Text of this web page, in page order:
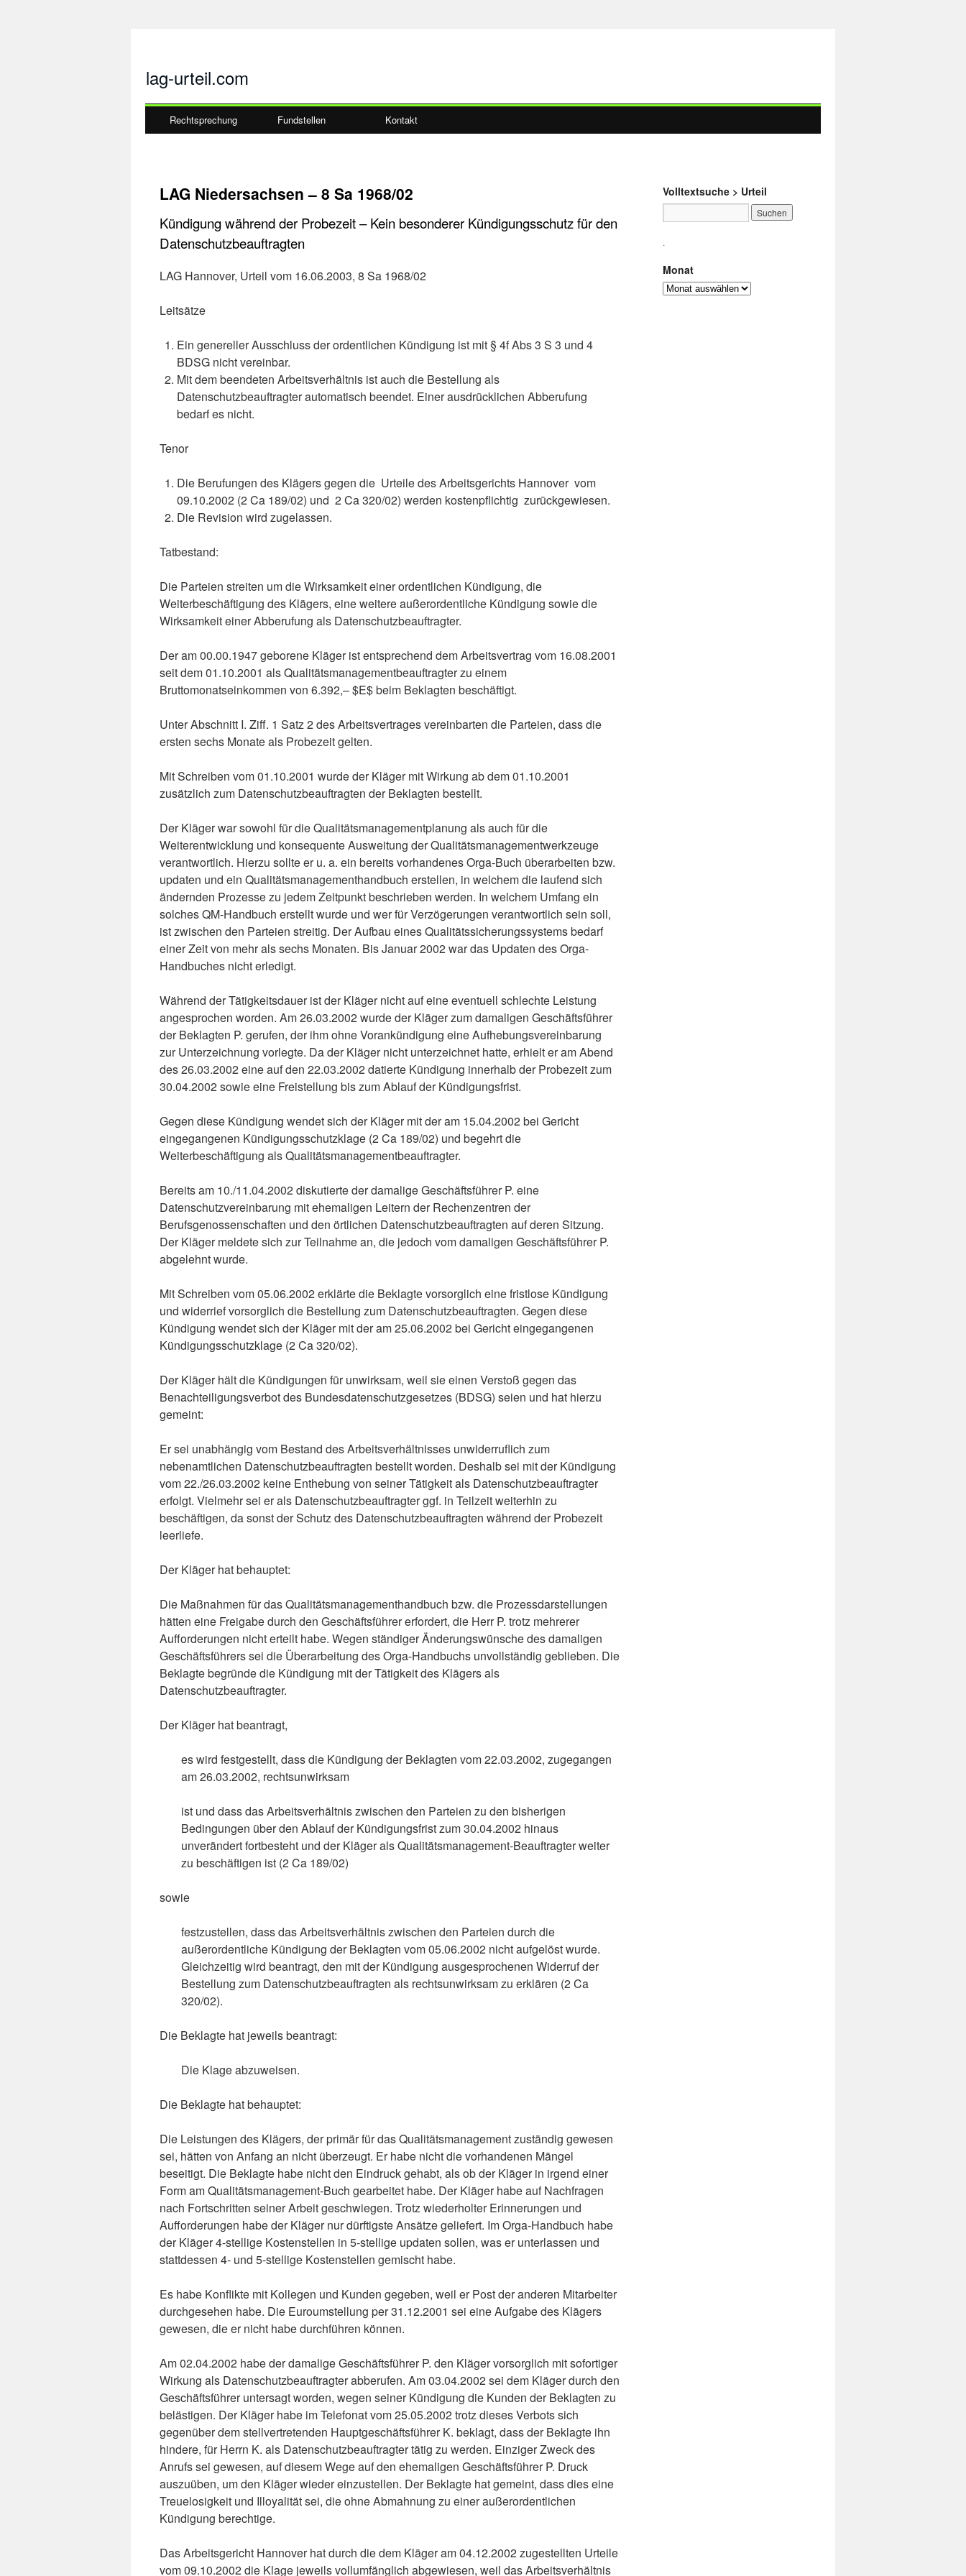
lag-urteil.com
Rechtsprechung Fundstellen Kontakt
LAG Niedersachsen – 8 Sa 1968/02
Kündigung während der Probezeit – Kein besonderer Kündigungsschutz für den
Datenschutzbeauftragten
LAG Hannover, Urteil vom 16.06.2003, 8 Sa 1968/02
Leitsätze
Ein genereller Ausschluss der ordentlichen Kündigung ist mit § 4f Abs 3 S 3 und 4
BDSG nicht vereinbar.
Mit dem beendeten Arbeitsverhältnis ist auch die Bestellung als
Datenschutzbeauftragter automatisch beendet. Einer ausdrücklichen Abberufung
bedarf es nicht.
Tenor
Die Berufungen des Klägers gegen die Urteile des Arbeitsgerichts Hannover vom
09.10.2002 (2 Ca 189/02) und 2 Ca 320/02) werden kostenpflichtig zurückgewiesen.
Die Revision wird zugelassen.
Tatbestand:
Die Parteien streiten um die Wirksamkeit einer ordentlichen Kündigung, die
Weiterbeschäftigung des Klägers, eine weitere außerordentliche Kündigung sowie die
Wirksamkeit einer Abberufung als Datenschutzbeauftragter.
Der am 00.00.1947 geborene Kläger ist entsprechend dem Arbeitsvertrag vom 16.08.2001
seit dem 01.10.2001 als Qualitätsmanagementbeauftragter zu einem
Bruttomonatseinkommen von 6.392,– $E$ beim Beklagten beschäftigt.
Unter Abschnitt I. Ziff. 1 Satz 2 des Arbeitsvertrages vereinbarten die Parteien, dass die
ersten sechs Monate als Probezeit gelten.
Mit Schreiben vom 01.10.2001 wurde der Kläger mit Wirkung ab dem 01.10.2001
zusätzlich zum Datenschutzbeauftragten der Beklagten bestellt.
Der Kläger war sowohl für die Qualitätsmanagementplanung als auch für die
Weiterentwicklung und konsequente Ausweitung der Qualitätsmanagementwerkzeuge
verantwortlich. Hierzu sollte er u. a. ein bereits vorhandenes Orga-Buch überarbeiten bzw.
updaten und ein Qualitätsmanagementhandbuch erstellen, in welchem die laufend sich
ändernden Prozesse zu jedem Zeitpunkt beschrieben werden. In welchem Umfang ein
solches QM-Handbuch erstellt wurde und wer für Verzögerungen verantwortlich sein soll,
ist zwischen den Parteien streitig. Der Aufbau eines Qualitätssicherungssystems bedarf
einer Zeit von mehr als sechs Monaten. Bis Januar 2002 war das Updaten des Orga-
Handbuches nicht erledigt.
Während der Tätigkeitsdauer ist der Kläger nicht auf eine eventuell schlechte Leistung
angesprochen worden. Am 26.03.2002 wurde der Kläger zum damaligen Geschäftsführer
der Beklagten P. gerufen, der ihm ohne Vorankündigung eine Aufhebungsvereinbarung
zur Unterzeichnung vorlegte. Da der Kläger nicht unterzeichnet hatte, erhielt er am Abend
des 26.03.2002 eine auf den 22.03.2002 datierte Kündigung innerhalb der Probezeit zum
30.04.2002 sowie eine Freistellung bis zum Ablauf der Kündigungsfrist.
Gegen diese Kündigung wendet sich der Kläger mit der am 15.04.2002 bei Gericht
eingegangenen Kündigungsschutzklage (2 Ca 189/02) und begehrt die
Weiterbeschäftigung als Qualitätsmanagementbeauftragter.
Bereits am 10./11.04.2002 diskutierte der damalige Geschäftsführer P. eine
Datenschutzvereinbarung mit ehemaligen Leitern der Rechenzentren der
Berufsgenossenschaften und den örtlichen Datenschutzbeauftragten auf deren Sitzung.
Der Kläger meldete sich zur Teilnahme an, die jedoch vom damaligen Geschäftsführer P.
abgelehnt wurde.
Mit Schreiben vom 05.06.2002 erklärte die Beklagte vorsorglich eine fristlose Kündigung
und widerrief vorsorglich die Bestellung zum Datenschutzbeauftragten. Gegen diese
Kündigung wendet sich der Kläger mit der am 25.06.2002 bei Gericht eingegangenen
Kündigungsschutzklage (2 Ca 320/02).
Der Kläger hält die Kündigungen für unwirksam, weil sie einen Verstoß gegen das
Benachteiligungsverbot des Bundesdatenschutzgesetzes (BDSG) seien und hat hierzu
gemeint:
Er sei unabhängig vom Bestand des Arbeitsverhältnisses unwiderruflich zum
nebenamtlichen Datenschutzbeauftragten bestellt worden. Deshalb sei mit der Kündigung
vom 22./26.03.2002 keine Enthebung von seiner Tätigkeit als Datenschutzbeauftragter
erfolgt. Vielmehr sei er als Datenschutzbeauftragter ggf. in Teilzeit weiterhin zu
beschäftigen, da sonst der Schutz des Datenschutzbeauftragten während der Probezeit
leerliefe.
Der Kläger hat behauptet:
Die Maßnahmen für das Qualitätsmanagementhandbuch bzw. die Prozessdarstellungen
hätten eine Freigabe durch den Geschäftsführer erfordert, die Herr P. trotz mehrerer
Aufforderungen nicht erteilt habe. Wegen ständiger Änderungswünsche des damaligen
Geschäftsführers sei die Überarbeitung des Orga-Handbuchs unvollständig geblieben. Die
Beklagte begründe die Kündigung mit der Tätigkeit des Klägers als
Datenschutzbeauftragter.
Der Kläger hat beantragt,
es wird festgestellt, dass die Kündigung der Beklagten vom 22.03.2002, zugegangen
am 26.03.2002, rechtsunwirksam
ist und dass das Arbeitsverhältnis zwischen den Parteien zu den bisherigen
Bedingungen über den Ablauf der Kündigungsfrist zum 30.04.2002 hinaus
unverändert fortbesteht und der Kläger als Qualitätsmanagement-Beauftragter weiter
zu beschäftigen ist (2 Ca 189/02)
sowie
festzustellen, dass das Arbeitsverhältnis zwischen den Parteien durch die
außerordentliche Kündigung der Beklagten vom 05.06.2002 nicht aufgelöst wurde.
Gleichzeitig wird beantragt, den mit der Kündigung ausgesprochenen Widerruf der
Bestellung zum Datenschutzbeauftragten als rechtsunwirksam zu erklären (2 Ca
320/02).
Die Beklagte hat jeweils beantragt:
Die Klage abzuweisen.
Die Beklagte hat behauptet:
Die Leistungen des Klägers, der primär für das Qualitätsmanagement zuständig gewesen
sei, hätten von Anfang an nicht überzeugt. Er habe nicht die vorhandenen Mängel
beseitigt. Die Beklagte habe nicht den Eindruck gehabt, als ob der Kläger in irgend einer
Form am Qualitätsmanagement-Buch gearbeitet habe. Der Kläger habe auf Nachfragen
nach Fortschritten seiner Arbeit geschwiegen. Trotz wiederholter Erinnerungen und
Aufforderungen habe der Kläger nur dürftigste Ansätze geliefert. Im Orga-Handbuch habe
der Kläger 4-stellige Kostenstellen in 5-stellige updaten sollen, was er unterlassen und
stattdessen 4- und 5-stellige Kostenstellen gemischt habe.
Es habe Konflikte mit Kollegen und Kunden gegeben, weil er Post der anderen Mitarbeiter
durchgesehen habe. Die Euroumstellung per 31.12.2001 sei eine Aufgabe des Klägers
gewesen, die er nicht habe durchführen können.
Am 02.04.2002 habe der damalige Geschäftsführer P. den Kläger vorsorglich mit sofortiger
Wirkung als Datenschutzbeauftragter abberufen. Am 03.04.2002 sei dem Kläger durch den
Geschäftsführer untersagt worden, wegen seiner Kündigung die Kunden der Beklagten zu
belästigen. Der Kläger habe im Telefonat vom 25.05.2002 trotz dieses Verbots sich
gegenüber dem stellvertretenden Hauptgeschäftsführer K. beklagt, dass der Beklagte ihn
hindere, für Herrn K. als Datenschutzbeauftragter tätig zu werden. Einziger Zweck des
Anrufs sei gewesen, auf diesem Wege auf den ehemaligen Geschäftsführer P. Druck
auszuüben, um den Kläger wieder einzustellen. Der Beklagte hat gemeint, dass dies eine
Treuelosigkeit und Illoyalität sei, die ohne Abmahnung zu einer außerordentlichen
Kündigung berechtige.
Das Arbeitsgericht Hannover hat durch die dem Kläger am 04.12.2002 zugestellten Urteile
vom 09.10.2002 die Klage jeweils vollumfänglich abgewiesen, weil das Arbeitsverhältnis
Volltextsuche > Urteil
.
Monat